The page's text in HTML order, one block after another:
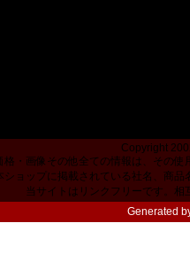
Copyright
格・画像その他全ての情報は、その
ショップに掲載されている社名、商
当サイトはリンクフリーです。相
Generated